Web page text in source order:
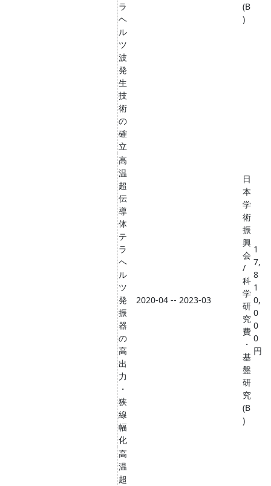
ラ
ヘ
ル
ツ
波
発
生
技
術
の
確
立
(B
)
高
温
超
伝
導
体
テ
ラ
ヘ
ル
ツ
発
振
器
の
高
出
力
・
狭
線
幅
化
2020-04 -- 2023-03
日
本
学
術
振
興
会
/
科
学
研
究
費
・
基
盤
研
究
(B
)
1
7,
8
1
0,
0
0
0
円
高
温
超